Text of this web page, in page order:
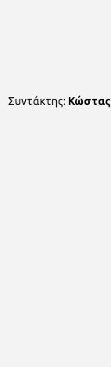
Συντάκτης: Κώστας